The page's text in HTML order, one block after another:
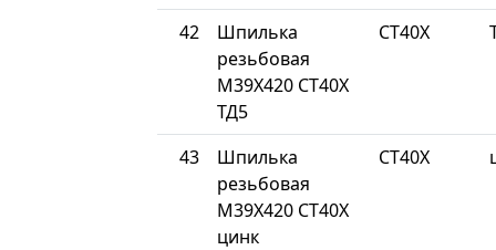
42
Шпилька
резьбовая
М39Х420 СТ40Х
ТД5
СТ40Х
43
Шпилька
резьбовая
М39Х420 СТ40Х
цинк
СТ40Х